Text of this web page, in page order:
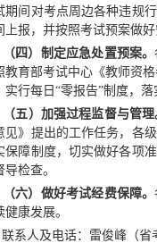
期间对考点周边各种违规
上报，并按照考试预案做
）制定应急处置预案。
教育部考试中心《教师资
实行每日“零报告”制度，
）加强过程监督与管理
见》提出的工作任务，各
保障制度，切实做好各项
导检查。
）做好考试经费保障。
健康发展。
人及电话：雷俊峰（省